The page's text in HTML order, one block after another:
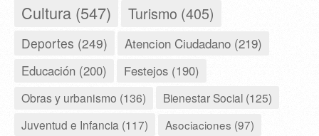
Cultura (547) Turismo (405)
Deportes (249) Atencion Ciudadano (219)
Educación (200) Festejos (190)
Obras y urbanismo (136)
Bienestar Social (125)
Juventud e Infancia (117)
Asociaciones (97)